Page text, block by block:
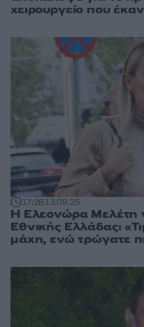
χειρουργείο που
17:2813.09.25
Η Ελεονώρα Μελέτη
Εθνικής Ελλάδας:
μάχη, ενώ τρώγατε